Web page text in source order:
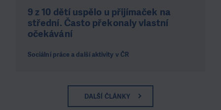
9 z 10 dětí uspělo u přijímaček na
střední. Často překonaly vlastní
očekávání
Sociální práce a další aktivity v ČR
DALŠÍ ČLÁNKY